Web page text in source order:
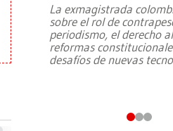
La exmagistrada
sobre el rol de
periodismo, el derecho
reformas
desafíos de nuevas